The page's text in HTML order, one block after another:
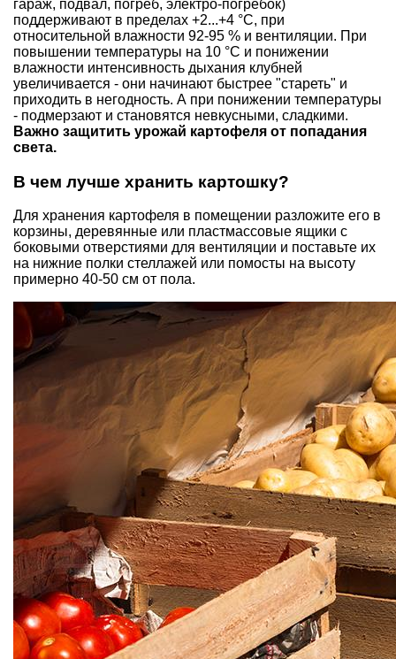
гараж, подвал, погреб, электро-погребок)
поддерживают в пределах +2...+4 °С, при
относительной влажности 92-95 % и вентиляции. При
повышении температуры на 10 °С и понижении
влажности интенсивность дыхания клубней
увеличивается - они начинают быстрее "стареть" и
приходить в негодность. А при понижении температуры
- подмерзают и становятся невкусными, сладкими.
Важно защитить урожай картофеля от попадания
света.
В чем лучше хранить картошку?
Для хранения картофеля в помещении разложите его в
корзины, деревянные или пластмассовые ящики с
боковыми отверстиями для вентиляции и поставьте их
на нижние полки стеллажей или помосты на высоту
примерно 40-50 см от пола.